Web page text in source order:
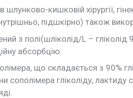
кишковій хірургії,
підшкірно) також
з полі(шліколід/L –
абсорбцію.
що складається з 90%
сополімера гліколіду,